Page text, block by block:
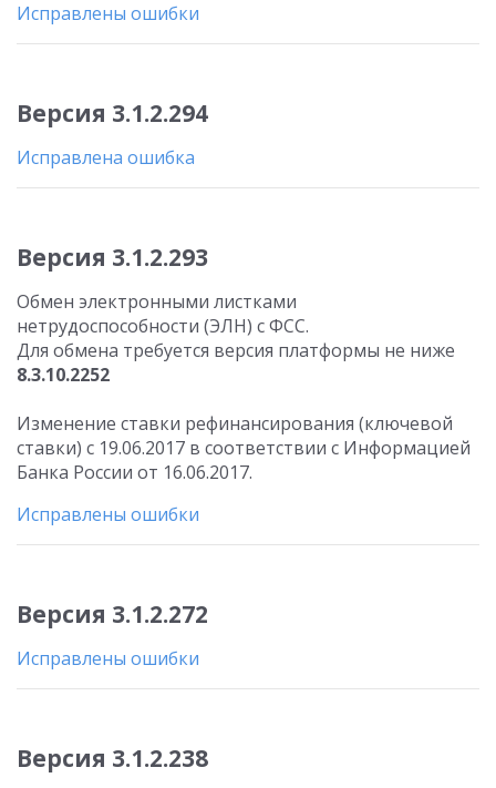
Исправлены ошибки
Версия 3.1.2.294
Исправлена ошибка
Версия 3.1.2.293
Обмен электронными листками
нетрудоспособности (ЭЛН) с ФСС.
Для обмена требуется версия платформы не ниже
8.3.10.2252
Изменение ставки рефинансирования (ключевой
ставки) с 19.06.2017 в соответствии с Информацией
Банка России от 16.06.2017.
Исправлены ошибки
Версия 3.1.2.272
Исправлены ошибки
Версия 3.1.2.238